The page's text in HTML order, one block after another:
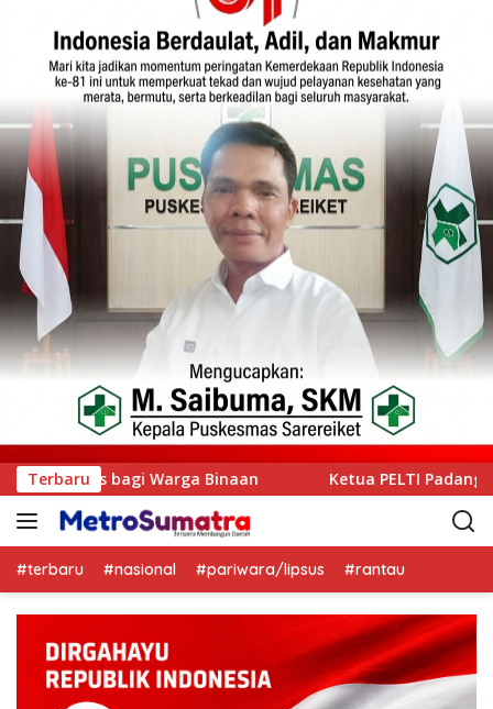
Terbaru
PELTI Padang Prof Ahmad Wira Buka Iwan Tennis Club
#terbaru #nasional #pariwara/lipsus #rantau